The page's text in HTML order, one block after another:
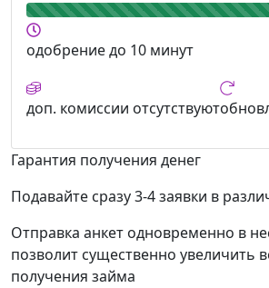
одобрениедо 10 минут
доп. комиссии отсутствуют
Гарантия получения денег
Подавайте сразу 3-4 заявки в
Отправка анкет одновременно в
позволит существенно увеличить
получения займа